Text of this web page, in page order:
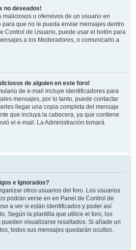
no deseados!
u ofensivos de un usuario en
que no le pueda enviar mensajes dentro
Control de Usuario, puede usar el botón para
a los Moderadores, o comunicarlo a
de alguien en este foro!
de e-mail incluye identificadores para
mensajes, por lo tanto, puede contactar
llegar una copia completa del mensaje
que incluya la cabecera, ya que contiene
el e-mail. La Administración tomará
e Ignorados?
otros usuarios del foro. Los usuarios
podrán verse en en Panel de Control de
a ver si están identificados y poder así
Según la plantilla que utilice el foro, los
visualizarse resaltados. Si añade un
todos sus mensajes quedarán ocultos.